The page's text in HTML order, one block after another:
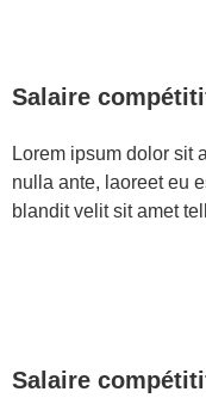
Salaire
Lorem ipsum dolor sit
nulla ante, laoreet eu
blandit velit sit amet
Salaire